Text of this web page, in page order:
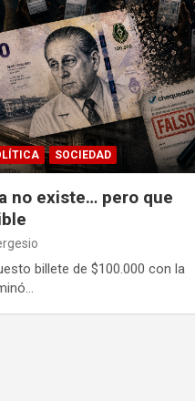
SOCIEDAD
no existe… pero que
billete de $100.000 con la